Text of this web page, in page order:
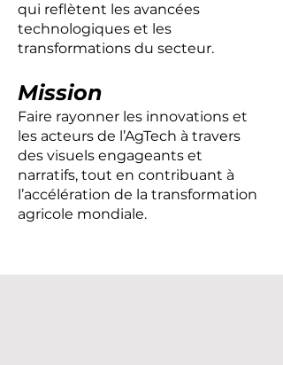
qui reflètent les avancées
technologiques et les
transformations du secteur.
Mission
Faire rayonner les innovations et
les acteurs de l’AgTech à travers
des visuels engageants et
narratifs, tout en contribuant à
l’accélération de la transformation
agricole mondiale.